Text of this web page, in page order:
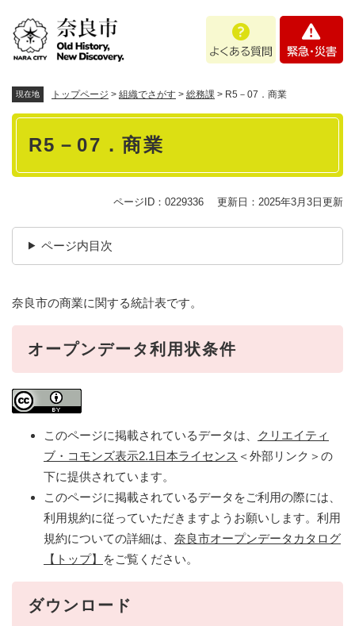
あ
問
・
現在地 トップページ > 組織でさがす > 総務課 > R5－07．商業
本
R5－07．商業
ページID：0229336 更新日：2025年3月3日更新
ページ内目次
奈良市の商業に関する統計表です。
オープンデータ利用状条件
このページに掲載されているデータは、
クリエイティ
ブ・コモンズ表示2.1日本ライセンス ＜外部リンク＞ の
下に提供されています。
このページに掲載されているデータをご利用の際には、
利用規約に従っていただきますようお願いします。利用
規約についての詳細は、 奈良市オープンデータカタログ
【トップ】
をご覧ください。
ダウンロード